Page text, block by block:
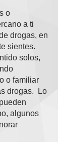
o
a ti
drogas, en
sientes.
solos,
o familiar
drogas. Lo
algunos